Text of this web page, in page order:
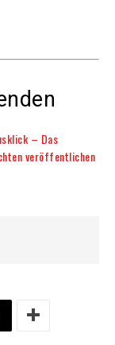
– Das
veröffentlichen